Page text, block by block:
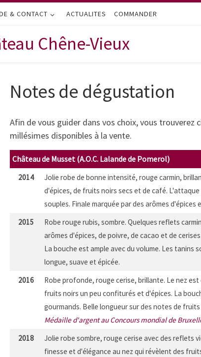
& CONTACT ACTUALITES COMMANDER
Chêne-Vieux
Notes de dégustation
Afin de vous guider dans vos choix, vous
millésimes disponibles à la vente.
Château de Musset (A.O.C. Lalande de Pomerol)
2014
Jolie robe de bonne intensité, rouge carmin,
d'épices, de fruits noirs secs et de café.
souples. Finale marquée par des arômes d'épices
2015
Robe rouge rubis, sombre. Quelques reflets
arômes d'épices, de poivre, de cacao et de
La bouche est ample avec du volume. Les
longue, suave et épicée.
2016
Robe profonde, rouge cerise, brillante. Le nez
fruits noirs un peu confiturés et d'épices. La
gourmands. Belle longueur sur des notes de
Médaille d'argent au Concours mondial de
2018
Jolie robe sombre, rouge cerise avec des reflets
finesse et d'élégance au nez qui révèlent des